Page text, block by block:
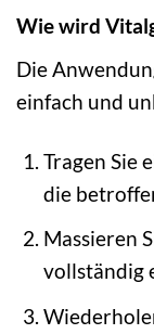
Wie wird
Die
einfach und
Tragen Sie
die
Massieren
vollständig